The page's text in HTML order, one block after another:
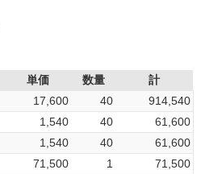
単価 数量
計
17,600 40
914,540
1,540 40
61,600
1,540 40
61,600
71,500 1
71,500